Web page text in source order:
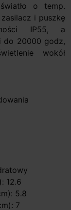
o temp.
i puszkę
IP55, a
do 20000 godz,
wokół
12.6
5.8
7